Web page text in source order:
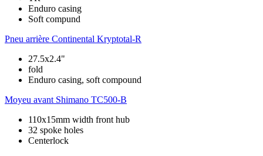
Enduro casing
Soft compund
Pneu arrière Continental Kryptotal-R
27.5x2.4"
fold
Enduro casing, soft compound
Moyeu avant Shimano TC500-B
110x15mm width front hub
32 spoke holes
Centerlock